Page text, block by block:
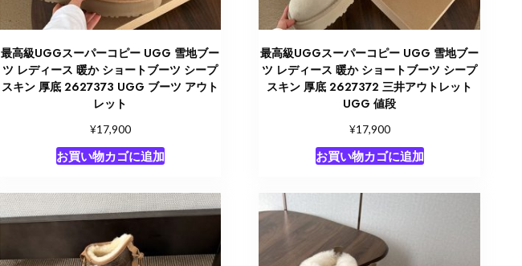
最高級UGGスーパーコピー UGG 雪地ブー
ツ レディース 暖か ショートブーツ シープ
スキン 厚底 2627373 UGG ブーツ アウト
レット
¥17,900
お買い物カゴに追加
最高級UGGスーパーコピー UGG 雪地ブー
ツ レディース 暖か ショートブーツ シープ
スキン 厚底 2627372 三井アウトレット
UGG 値段
¥17,900
お買い物カゴに追加